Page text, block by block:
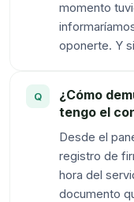
momento
oponerte. Y
¿Cómo
tengo el
Desde el
registro de
hora del
documento